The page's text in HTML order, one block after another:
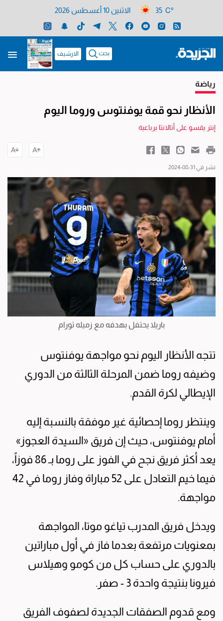
35 C° الاثنين 10 أغسطس 2026
بحث الارشيف
رياضة
الأنظار نحو قمة يوفنتوس وروما اليوم
إنتر يقسو على أتالانتا برباعية
نشر في 31-08-2024
باريلا يحتفل بهدفه مع زميله تورام
تتجه الأنظار اليوم نحو مواجهة يوفنتوس
وضيفه روما ضمن المرحلة الثالثة من الدوري
الإيطالي لكرة القدم.
وينتظر روما إحصائية غير موفقة بالنسبة إليه
أمام يوفنتوس، حيث إن فريق «السيدة العجوز»
يعد أكثر فريق نجح في الفوز على روما بـ 86 فوزاً،
فيما خيم التعادل على 52 مباراة وفاز روما في 42
مواجهة.
ويدخل فريق المدرب تياغو موتا، المواجهة
بمعنويات مرتفعة بعدما فاز في أول مباراتين
بالدوري على حساب كل من كومو وهيلاس
فيرونا بنتيجة واحدة 3 - صفر.
ومع قدوم الصفقات الجديدة لصفوف الفريق